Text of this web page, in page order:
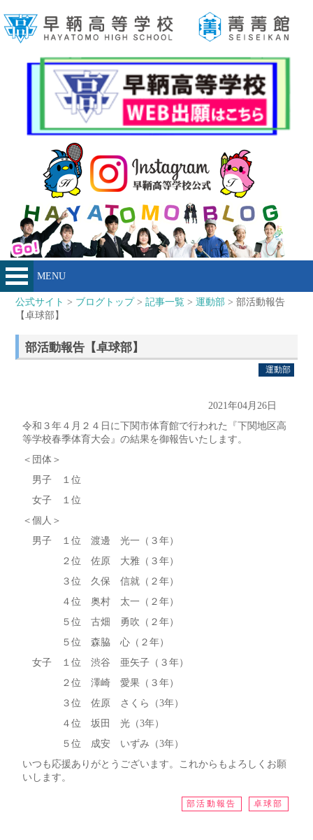
MENU
公式サイト > ブログトップ>記事一覧 >運動部 > 部活動報告
【卓球部】
部活動報告【卓球部】
運動部
2021年04月26日
令和３年４月２４日に下関市体育館で行われた『下関地区高
等学校春季体育大会』の結果を御報告いたします。
＜団体＞
男子 １位
女子 １位
＜個人＞
男子 １位 渡邊 光一（３年）
２位 佐原 大雅（３年）
３位 久保 信就（２年）
４位 奥村 太一（２年）
５位 古畑 勇吹（２年）
５位 森脇 心（２年）
女子 １位 渋谷 亜矢子（３年）
２位 澤崎 愛果（３年）
３位 佐原 さくら（3年）
４位 坂田 光（3年）
５位 成安 いずみ（3年）
いつも応援ありがとうございます。これからもよろしくお願
いします。
部活動報告 卓球部